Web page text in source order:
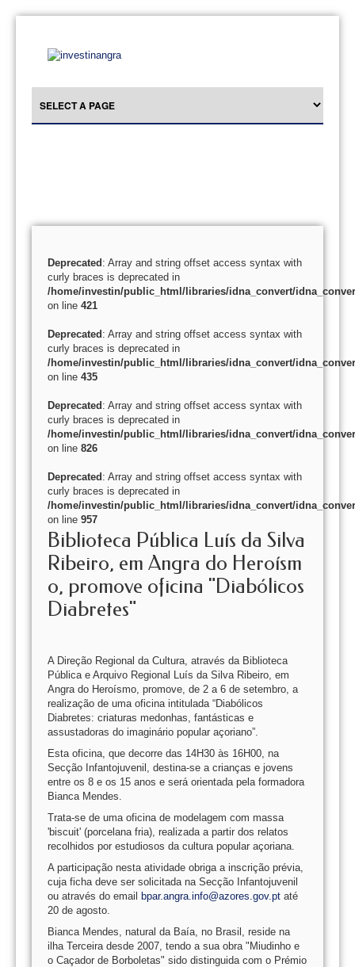
Deprecated : Array and string offset access syntax with
curly braces is deprecated in
/home/investin/public_html/libraries/idna_convert/
on line 421
Deprecated : Array and string offset access syntax with
curly braces is deprecated in
/home/investin/public_html/libraries/idna_convert/
on line 435
Deprecated : Array and string offset access syntax with
curly braces is deprecated in
/home/investin/public_html/libraries/idna_convert/
on line 826
Deprecated : Array and string offset access syntax with
curly braces is deprecated in
/home/investin/public_html/libraries/idna_convert/
on line 957
Biblioteca Pública Luís da Silva
Ribeiro, em Angra do Heroísm
o, promove oficina "Diabólicos
Diabretes"
A Direção Regional da Cultura, através da Biblioteca
Pública e Arquivo Regional Luís da Silva Ribeiro, em
Angra do Heroísmo, promove, de 2 a 6 de setembro, a
realização de uma oficina intitulada “Diabólicos
Diabretes: criaturas medonhas, fantásticas e
assustadoras do imaginário popular açoriano”.
Esta oficina, que decorre das 14H30 às 16H00, na
Secção Infantojuvenil, destina-se a crianças e jovens
entre os 8 e os 15 anos e será orientada pela formadora
Bianca Mendes.
Trata-se de uma oficina de modelagem com massa
'biscuit' (porcelana fria), realizada a partir dos relatos
recolhidos por estudiosos da cultura popular açoriana.
A participação nesta atividade obriga a inscrição prévia,
cuja ficha deve ser solicitada na Secção Infantojuvenil
ou através do email
bpar.angra.info@azores.gov.pt até
20 de agosto.
Bianca Mendes, natural da Baía, no Brasil, reside na
ilha Terceira desde 2007, tendo a sua obra "Miudinho e
o Caçador de Borboletas" sido distinguida com o Prémio